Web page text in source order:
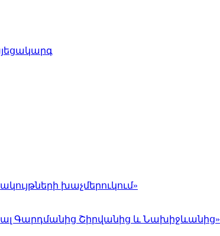
խաչմերուկում»
Գարդմանից Շիրվանից և Նախիջևանից»